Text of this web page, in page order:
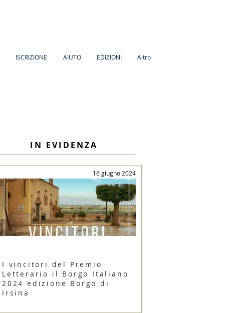
ISCRIZIONE AIUTO EDIZIONI Altro
16 giugno 2024
I vincitori del Premio
Letterario il Borgo Italiano
2024 edizione Borgo di
Irsina
IN EVIDENZA